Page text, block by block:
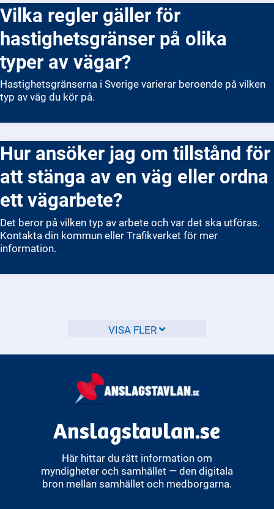
Vilka regler gäller för
hastighetsgränser på olika
typer av vägar?
Hastighetsgränserna i Sverige varierar beroende på vilken
typ av väg du kör på.
Hur ansöker jag om tillstånd för
att stänga av en väg eller ordna
ett vägarbete?
Det beror på vilken typ av arbete och var det ska utföras.
Kontakta din kommun eller Trafikverket för mer
information.
VISA FLER
Anslagstavlan.se
Här hittar du rätt information om
myndigheter och samhället — den digitala
bron mellan samhället och medborgarna.